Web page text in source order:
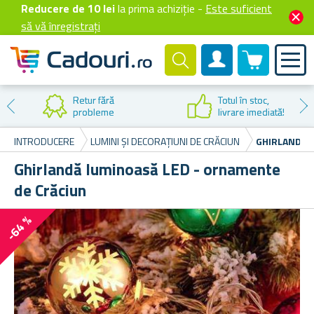
Reducere de 10 leila prima achiziție - Este suficient
să vă înregistrați
Cont client
0 produselor
Retur fără
probleme
Totul în stoc,
livrare imediată!
INTRODUCERE
LUMINI ȘI DECORAȚIUNI DE CRĂCIUN GHIRLANDĂ
Ghirlandă luminoasă LED - ornamente
de Crăciun
-64 %